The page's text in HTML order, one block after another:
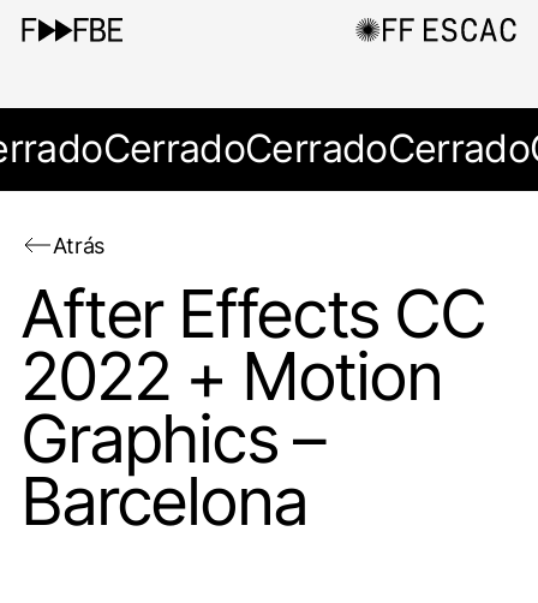
CerradoCerradoCerrado
Atrás
After Effects CC
2022 + Motion
Graphics –
Barcelona